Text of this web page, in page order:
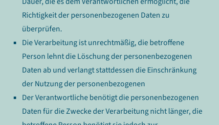
Richtigkeit der personenbezogenen Daten zu
überprüfen.
Die Verarbeitung ist unrechtmäßig, die betroffene
Person lehnt die Löschung der personenbezogenen
Daten ab und verlangt stattdessen die Einschränkung
der Nutzung der personenbezogenen
Der Verantwortliche benötigt die personenbezogenen
Daten für die Zwecke der Verarbeitung nicht länger, die